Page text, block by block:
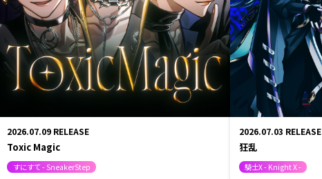
2026.07.09 RELEASE
Toxic Magic
すにすて - SneakerStep
2026.07.03 RELEASE
狂乱
騎士X - Knight X -